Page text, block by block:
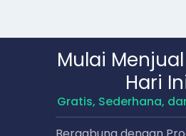
Mulai
Hari
Gratis, Sederhana,